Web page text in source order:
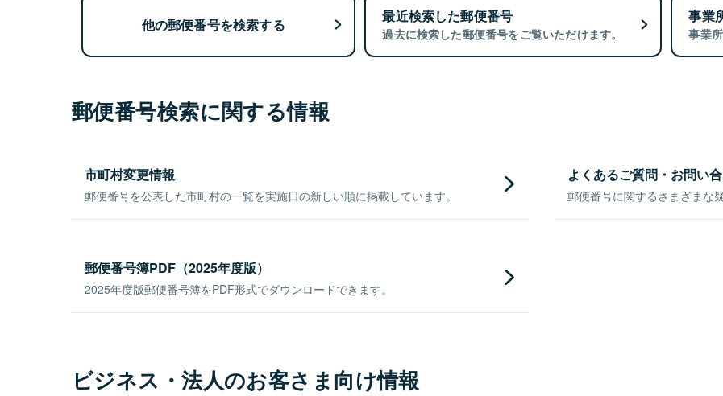
他の郵便番号を検索する 最近検索した郵便番号
過去に検索した郵便番号をご覧いただけます。
事業
事業
郵便番号検索に関する情報
市町村変更情報
郵便番号を公表した市町村の一覧を実施日の新しい順に掲載しています。
よくあるご質問・お問い
郵便番号に関するさまざまな
郵便番号簿PDF（2025年度版）
2025年度版郵便番号簿をPDF形式でダウンロードできます。
ビジネス・法人のお客さま向け情報